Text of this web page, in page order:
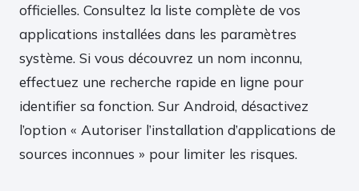
officielles. Consultez la liste complète de vos
applications installées dans les paramètres
système. Si vous découvrez un nom inconnu,
effectuez une recherche rapide en ligne pour
identifier sa fonction. Sur Android, désactivez
l’option « Autoriser l’installation d’applications de
sources inconnues » pour limiter les risques.